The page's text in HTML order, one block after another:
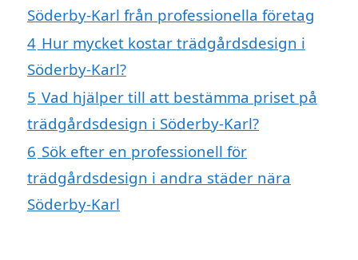
Söderby-Karl från professionella företag
4 Hur mycket kostar trädgårdsdesign i
Söderby-Karl?
5 Vad hjälper till att bestämma priset på
trädgårdsdesign i Söderby-Karl?
6 Sök efter en professionell för
trädgårdsdesign i andra städer nära
Söderby-Karl